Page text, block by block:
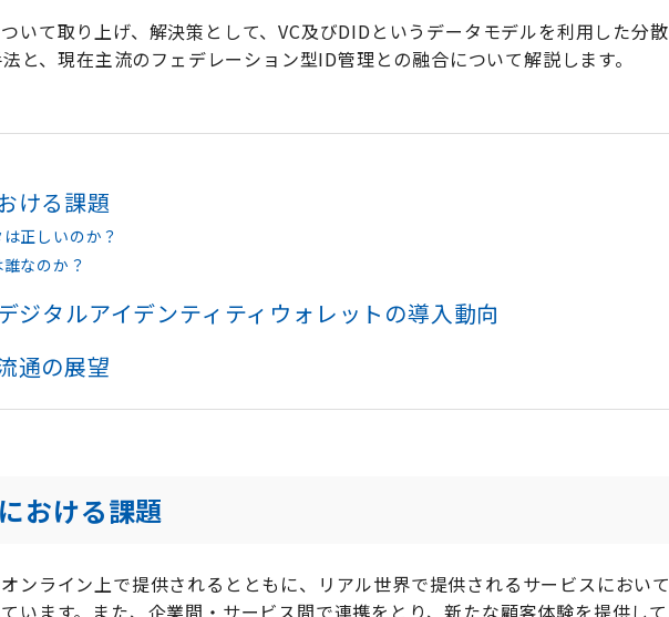
いて取り上げ、解決策として、VC及びDIDというデータモデルを利用した分散
と、現在主流のフェデレーション型ID管理との融合について解説します。
ける課題
正しいのか？
なのか？
ジタルアイデンティティウォレットの導入動向
通の展望
おける課題
ンライン上で提供されるとともに、リアル世界で提供されるサービスにおいて